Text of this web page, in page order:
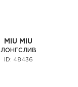
MIU MIU
ЛОНГСЛИВ
ID: 48436